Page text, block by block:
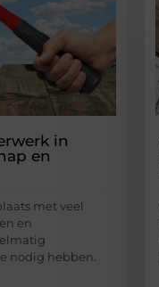
in
en
met veel
en
nodig hebben.